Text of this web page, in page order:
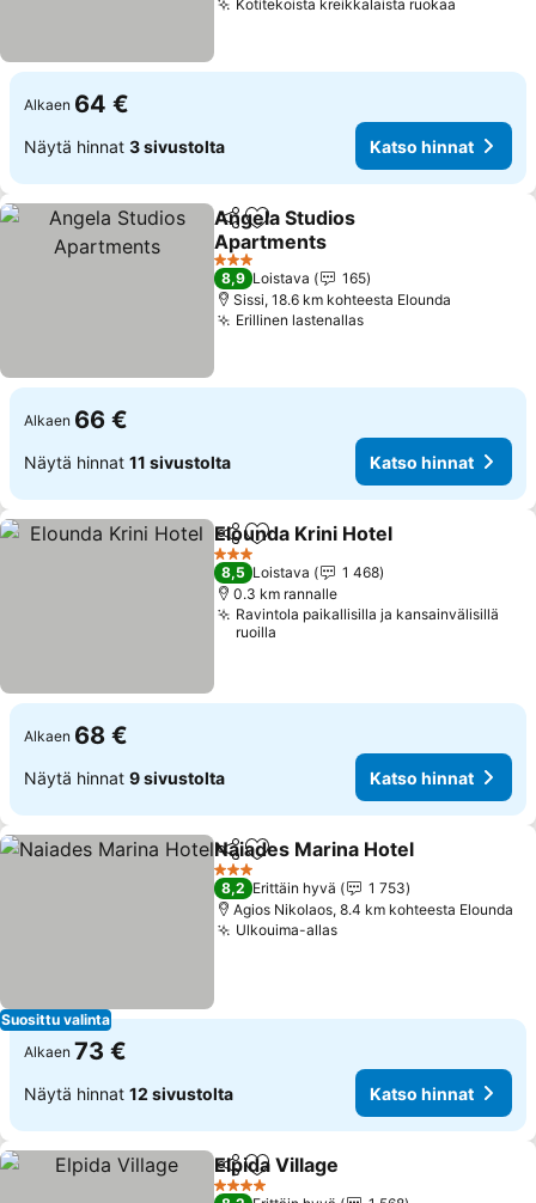
Kotitekoista kreikkalaista ruokaa
Alkaen 64 €
Näytä hinnat 3 sivustolta Katso hinnat
Jaa Lisää suosikkeihin
Angela Studios
Apartments
3 Tähtiluokitus
8,9 Loistava
165
Sissi, 18.6 km kohteesta Elounda
Erillinen lastenallas
Alkaen 66 €
Näytä hinnat 11 sivustolta Katso hinnat
Jaa Lisää suosikkeihin
Elounda Krini Hotel
3 Tähtiluokitus
8,5 Loistava
1 468
0.3 km rannalle
Ravintola paikallisilla ja kansainvälisillä
ruoilla
Alkaen 68 €
Näytä hinnat 9 sivustolta Katso hinnat
Suosittu valinta
Jaa Lisää suosikkeihin
Naiades Marina Hotel
3 Tähtiluokitus
8,2 Erittäin hyvä
1 753
Agios Nikolaos, 8.4 km kohteesta Elounda
Ulkouima-allas
Alkaen 73 €
Näytä hinnat 12 sivustolta Katso hinnat
Jaa Lisää suosikkeihin
Elpida Village
4 Tähtiluokitus